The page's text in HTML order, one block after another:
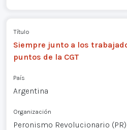
Título
Siempre junto a los
puntos de la CGT
País
Argentina
Organización
Peronismo Revolucionario (PR)